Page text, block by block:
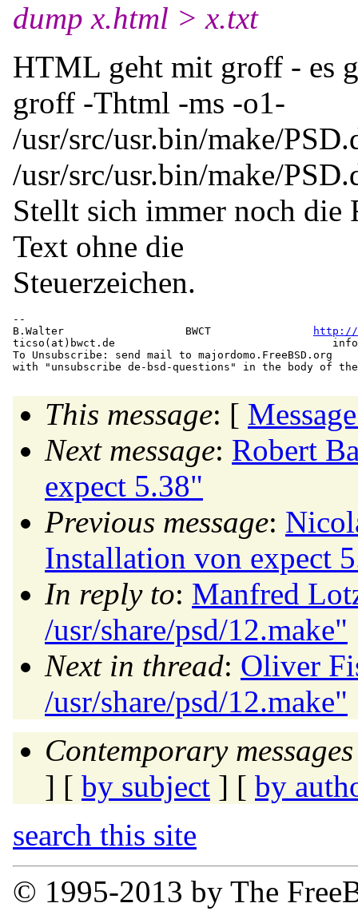
dump x.html > x.txt
HTML geht mit groff - es
groff -Thtml -ms -o1-
/usr/src/usr.bin/make/
/usr/src/usr.bin/make/
Stellt sich immer noch die
Text ohne die
Steuerzeichen.
--
B.Walter                   BWCT
http://
ticso(at)bwct. de
To Unsubscribe: send mail to majordomo.FreeBSD.org
This message: [
Next message: Robert
expect 5.38"
Previous message:
Installation von expect
In reply to: Manfred
/usr/share/psd/12.make"
Next in thread: Oliver
/usr/share/psd/12.make"
Contemporary
] [ by subject ] [ by
search this site
© 1995-2013 by The